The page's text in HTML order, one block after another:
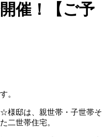
催！【ご予
。
様邸は、親世帯・子世帯そ
二世帯住宅。